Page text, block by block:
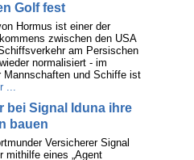
Golf fest
Hormus ist einer der
zwischen den USA
am Persischen
normalisiert - im
Mannschaften und Schiffe ist
...
bei Signal Iduna ihre
bauen
Versicherer Signal
mithilfe eines „Agent